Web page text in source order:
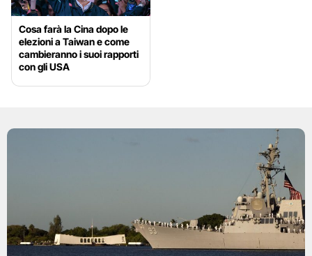
Cosa farà la Cina dopo le
elezioni a Taiwan e come
cambieranno i suoi rapporti
con gli USA